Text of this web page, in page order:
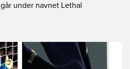
under navnet Lethal